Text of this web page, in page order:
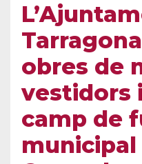
obres de
vestidors
camp de
municipal